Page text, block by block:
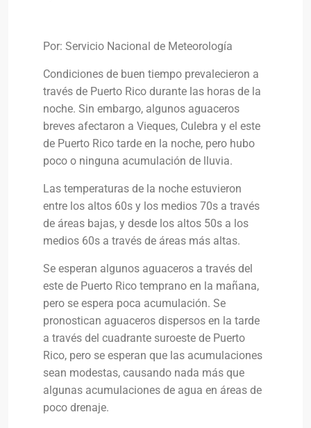
Por: Servicio Nacional de Meteorología
Condiciones de buen tiempo prevalecieron a
través de Puerto Rico durante las horas de la
noche. Sin embargo, algunos aguaceros
breves afectaron a Vieques, Culebra y el este
de Puerto Rico tarde en la noche, pero hubo
poco o ninguna acumulación de lluvia.
Las temperaturas de la noche estuvieron
entre los altos 60s y los medios 70s a través
de áreas bajas, y desde los altos 50s a los
medios 60s a través de áreas más altas.
Se esperan algunos aguaceros a través del
este de Puerto Rico temprano en la mañana,
pero se espera poca acumulación. Se
pronostican aguaceros dispersos en la tarde
a través del cuadrante suroeste de Puerto
Rico, pero se esperan que las acumulaciones
sean modestas, causando nada más que
algunas acumulaciones de agua en áreas de
poco drenaje.